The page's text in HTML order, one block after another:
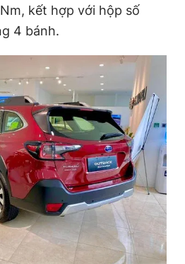
kết hợp với hộp số
4 bánh.